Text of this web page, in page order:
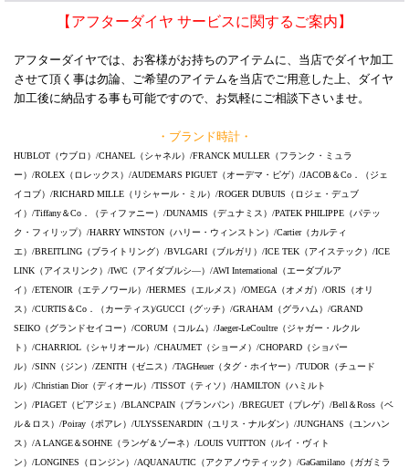
【アフターダイヤ サービスに関するご案内】
アフターダイヤでは、お客様がお持ちのアイテムに、当店でダイヤ加工
させて頂く事は勿論、ご希望のアイテムを当店でご用意した上、ダイヤ
加工後に納品する事も可能ですので、お気軽にご相談下さいませ。
・ブランド時計・
HUBLOT（ウブロ）/CHANEL（シャネル）/FRANCK MULLER（フランク・ミュラ
ー）/ROLEX（ロレックス）/AUDEMARS PIGUET（オーデマ・ピゲ）/JACOB＆Co．（ジェ
イコブ）/RICHARD MILLE（リシャール・ミル）/ROGER DUBUIS（ロジェ・デュブ
イ）/Tiffany＆Co．（ティファニー）/DUNAMIS（デュナミス）/PATEK PHILIPPE（パテッ
ク・フィリップ）/HARRY WINSTON（ハリー・ウィンストン）/Cartier（カルティ
エ）/BREITLING（ブライトリング）/BVLGARI（ブルガリ）/ICE TEK（アイステック）/ICE
LINK（アイスリンク）/IWC（アイダブルシ―）/AWI International（エーダブルア
イ）/ETENOIR（エテノワール）/HERMES（エルメス）/OMEGA（オメガ）/ORIS（オリ
ス）/CURTIS＆Co．（カーティス)/GUCCI（グッチ）/GRAHAM（グラハム）/GRAND
SEIKO（グランドセイコー）/CORUM（コルム）/Jaeger-LeCoultre（ジャガー・ルクル
ト）/CHARRIOL（シャリオール）/CHAUMET（ショーメ）/CHOPARD（ショパー
ル）/SINN（ジン）/ZENITH（ゼニス）/TAGHeuer（タグ・ホイヤー）/TUDOR（チュード
ル）/Christian Dior（ディオール）/TISSOT（ティソ）/HAMILTON（ハミルト
ン）/PIAGET（ピアジェ）/BLANCPAIN（ブランパン）/BREGUET（ブレゲ）/Bell＆Ross（ベ
ル＆ロス）/Poiray（ポアレ）/ULYSSENARDIN（ユリス・ナルダン）/JUNGHANS（ユンハン
ス）/A LANGE＆SOHNE（ランゲ＆ゾーネ）/LOUIS VUITTON（ルイ・ヴィト
ン）/LONGINES（ロンジン）/AQUANAUTIC（アクアノウティック）/GaGamilano（ガガミラ